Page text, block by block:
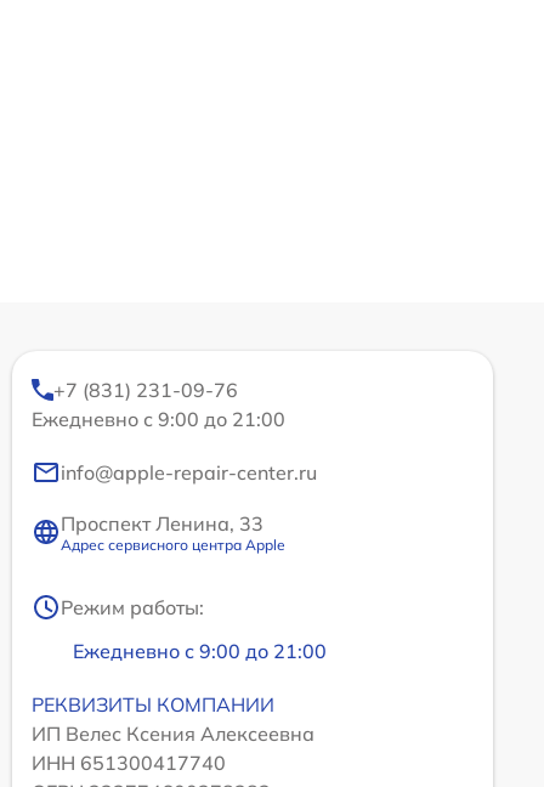
+7 (831) 231-09-76
Ежедневно с 9:00 до 21:00
info@apple-repair-center.ru
Проспект Ленина, 33
Адрес сервисного центра Apple
Режим работы:
Ежедневно с 9:00 до 21:00
РЕКВИЗИТЫ КОМПАНИИ
ИП Велес Ксения Алексеевна
ИНН 651300417740